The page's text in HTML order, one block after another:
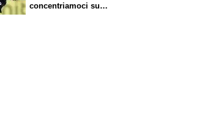
concentriamoci sul